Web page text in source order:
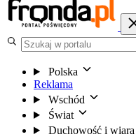
Polska
Reklama
Wschód
Świat
Duchowość i wiara